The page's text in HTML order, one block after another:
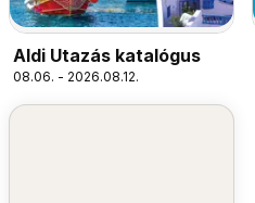
Aldi Utazás katalógus
08.06. - 2026.08.12.